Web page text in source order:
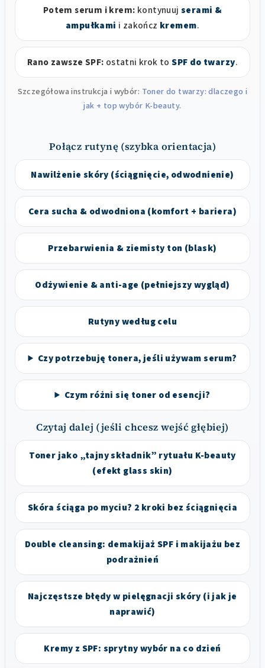
Potem serum i krem: kontynuuj serami &
ampułkami i zakończ kremem.
Rano zawsze SPF: ostatni krok toSPF do twarzy.
Szczegółowa instrukcja i wybór: Toner do twarzy: dlaczego i
jak + top wybór K-beauty.
Połącz rutynę (szybka orientacja)
Nawilżenie skóry (ściągnięcie, odwodnienie)
Cera sucha & odwodniona (komfort + bariera)
Przebarwienia & ziemisty ton (blask)
Odżywienie & anti-age (pełniejszy wygląd)
Rutyny według celu
Czy potrzebuję tonera, jeśli używam serum?
Czym różni się toner od esencji?
Czytaj dalej (jeśli chcesz wejść głębiej)
Toner jako „tajny składnik” rytuału K-beauty
(efekt glass skin)
Skóra ściąga po myciu? 2 kroki bez ściągnięcia
Double cleansing: demakijaż SPF i makijażu bez
podrażnień
Najczęstsze błędy w pielęgnacji skóry (i jak je
naprawić)
Kremy z SPF: sprytny wybór na co dzień